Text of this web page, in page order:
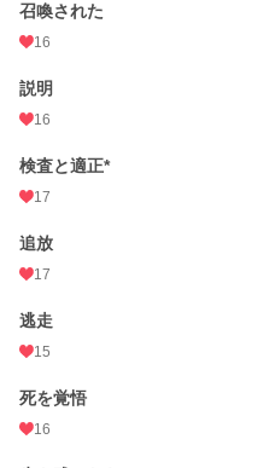
累計ポイント
召喚された
16
説明
16
検査と適正*
17
追放
17
逃走
15
死を覚悟
16